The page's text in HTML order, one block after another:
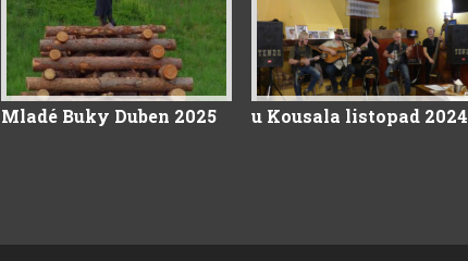
Mladé Buky Duben 2025 u Kousala listopad 2024